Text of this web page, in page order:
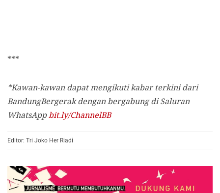
***
*Kawan-kawan dapat mengikuti kabar terkini dari
BandungBergerak dengan bergabung di Saluran
WhatsAppbit.ly/ChannelBB
Editor: Tri Joko Her Riadi